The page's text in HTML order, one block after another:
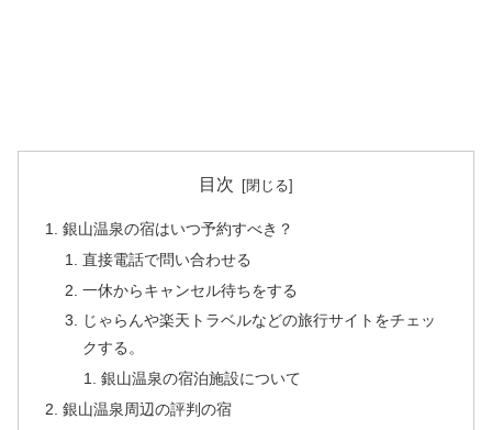
目次
銀山温泉の宿はいつ予約すべき？
直接電話で問い合わせる
一休からキャンセル待ちをする
じゃらんや楽天トラベルなどの旅行サイトをチェッ
クする。
銀山温泉の宿泊施設について
銀山温泉周辺の評判の宿